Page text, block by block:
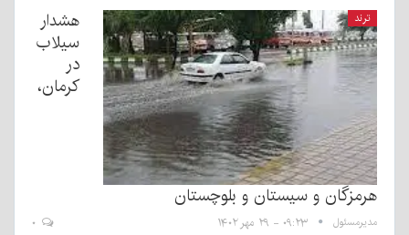
ترند
هشدار
سیلاب
در
کرمان،
هرمزگان و سیستان و بلوچستان
مدیرمسئول ۰۹:۲۳ - ۲۹ مهر ۱۴۰۲